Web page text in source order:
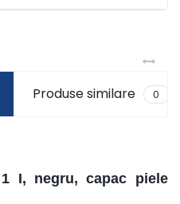
Produse similare 0
I, negru, capac piele